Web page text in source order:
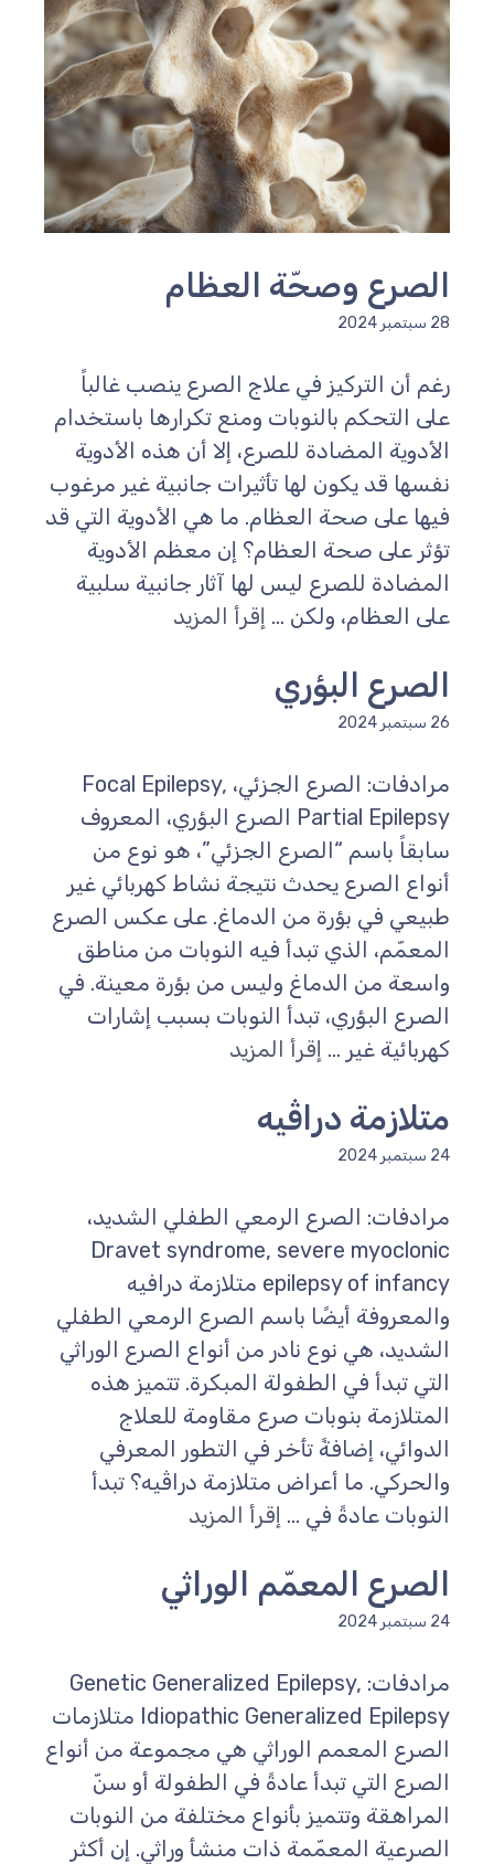
الصرع وصحّة العظام
28 سبتمبر 2024
رغم أن التركيز في علاج الصرع ينصب غالباً
على التحكم بالنوبات ومنع تكرارها باستخدام
الأدوية المضادة للصرع، إلا أن هذه الأدوية
نفسها قد يكون لها تأثيرات جانبية غير مرغوب
فيها على صحة العظام. ما هي الأدوية التي قد
تؤثر على صحة العظام؟ إن معظم الأدوية
المضادة للصرع ليس لها آثار جانبية سلبية
على العظام، ولكن ... إقرأ المزيد
الصرع البؤري
26 سبتمبر 2024
مرادفات: الصرع الجزئي، Focal Epilepsy,
Partial Epilepsy الصرع البؤري، المعروف
سابقاً باسم “الصرع الجزئي”، هو نوع من
أنواع الصرع يحدث نتيجة نشاط كهربائي غير
طبيعي في بؤرة من الدماغ. على عكس الصرع
المعمّم، الذي تبدأ فيه النوبات من مناطق
واسعة من الدماغ وليس من بؤرة معينة. في
الصرع البؤري، تبدأ النوبات بسبب إشارات
كهربائية غير ... إقرأ المزيد
متلازمة دراڤيه
24 سبتمبر 2024
مرادفات: الصرع الرمعي الطفلي الشديد،
Dravet syndrome, severe myoclonic
epilepsy of infancy متلازمة درافيه
والمعروفة أيضًا باسم الصرع الرمعي الطفلي
الشديد، هي نوع نادر من أنواع الصرع الوراثي
التي تبدأ في الطفولة المبكرة. تتميز هذه
المتلازمة بنوبات صرع مقاومة للعلاج
الدوائي، إضافةً تأخر في التطور المعرفي
والحركي. ما أعراض متلازمة دراڤيه؟ تبدأ
النوبات عادةً في ... إقرأ المزيد
الصرع المعمّم الوراثي
24 سبتمبر 2024
مرادفات: Genetic Generalized Epilepsy,
Idiopathic Generalized Epilepsy متلازمات
الصرع المعمم الوراثي هي مجموعة من أنواع
الصرع التي تبدأ عادةً في الطفولة أو سنّ
المراهقة وتتميز بأنواع مختلفة من النوبات
الصرعية المعمّمة ذات منشأ وراثي. إن أكثر